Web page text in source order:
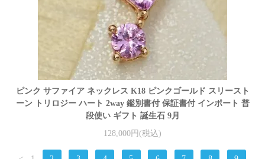
ピンク サファイア ネックレス K18 ピンクゴールド スリースト
ーン トリロジー ハート 2way 鑑別書付 保証書付 インポート 普
段使い ギフト 誕生石 9月
128,000円(税込)